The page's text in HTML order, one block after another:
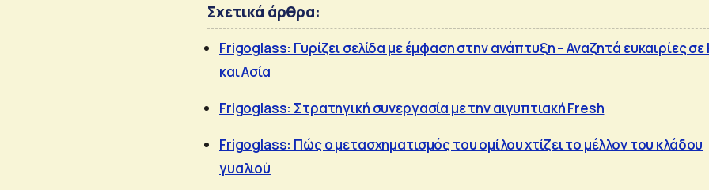
Σχετικά άρθρα:
Frigoglass: Γυρίζει σελίδα με έμφαση στην ανάπτυξη – Αναζητά ευκαιρίες
και Ασία
Frigoglass: Στρατηγική συνεργασία με την αιγυπτιακή Fresh
Frigoglass: Πώς ο μετασχηματισμός του ομίλου χτίζει το μέλλον του κλάδου
γυαλιού